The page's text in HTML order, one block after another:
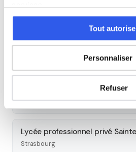
Tout
Personnaliser
Refuser
Lycée Robert Schuman
Haguenau
Lycée professionnel Haute
Lycée professionnel privé
Schiltigheim
Lycée professionnel privé
Strasbourg